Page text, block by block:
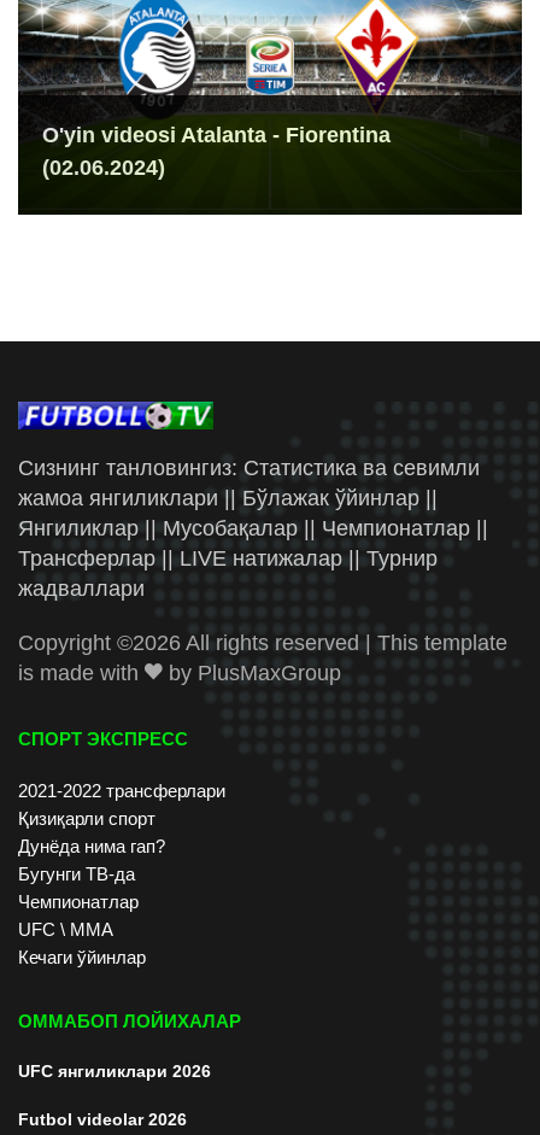
O'yin videosi Atalanta - Fiorentina
(02.06.2024)
Сизнинг танловингиз: Статистика ва севимли
жамоа янгиликлари || Бўлажак ўйинлар ||
Янгиликлар || Мусобақалар || Чемпионатлар ||
Трансферлар || LIVE натижалар || Турнир
жадваллари
Copyright ©2026 All rights reserved | This template
is made with
by PlusMaxGroup
СПОРТ ЭКСПРЕСС
2021-2022 трансферлари
Қизиқарли спорт
Дунёда нима гап?
Бугунги ТВ-да
Чемпионатлар
UFC \ ММА
Кечаги ўйинлар
ОММАБОП ЛОЙИХАЛАР
UFC янгиликлари 2026
Futbol videolar 2026